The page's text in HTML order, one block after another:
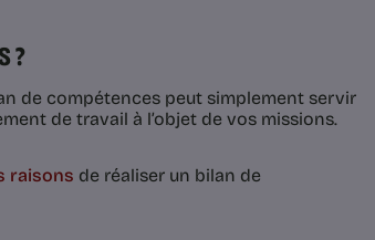
?
de compétences peut simplement servir
de travail à l’objet de vos missions.
raisons de réaliser un bilan de